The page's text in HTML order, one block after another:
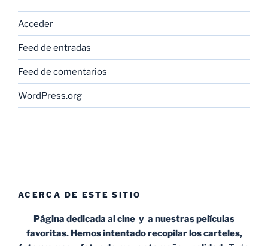
Acceder
Feed de entradas
Feed de comentarios
WordPress.org
ACERCA DE ESTE SITIO
Página dedicada al cine y a nuestras películas
favoritas. Hemos intentado recopilar los carteles,